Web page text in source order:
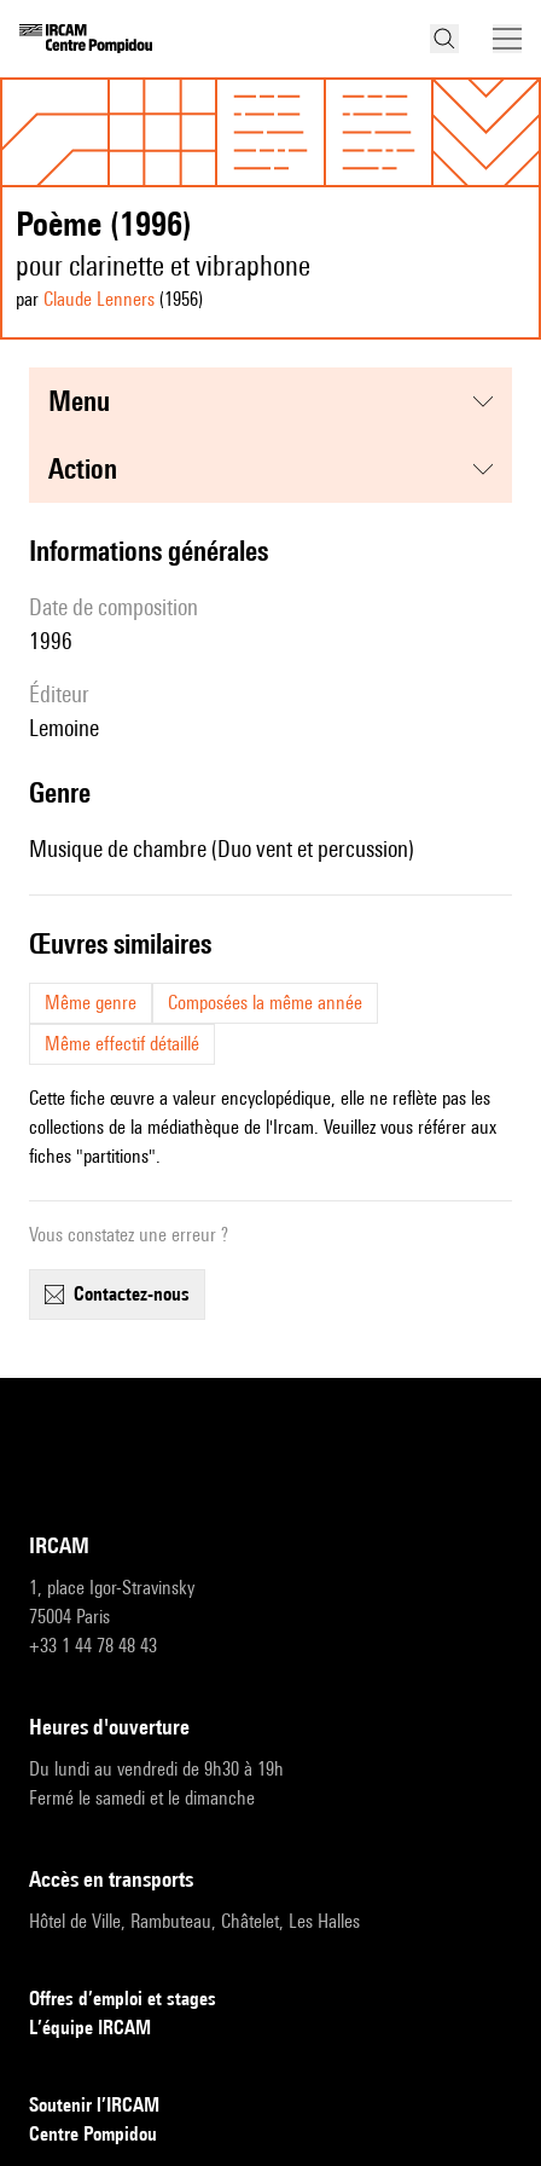
Poème (1996)
pour clarinette et vibraphone
par Claude Lenners (1956)
menu
action
informations générales
date de composition
1996
éditeur
Lemoine
genre
Musique de chambre (Duo vent et percussion)
œuvres similaires
Même genre
Composées la même année
Même effectif détaillé
Cette fiche œuvre a valeur encyclopédique, elle ne reflète pas les
collections de la médiathèque de l'Ircam. Veuillez vous référer aux
fiches "partitions".
Vous constatez une erreur ?
contactez-nous
IRCAM
1, place Igor-Stravinsky
75004 Paris
+33 1 44 78 48 43
heures d'ouverture
Du lundi au vendredi de 9h30 à 19h
Fermé le samedi et le dimanche
accès en transports
Hôtel de Ville, Rambuteau, Châtelet, Les Halles
Offres d’emploi et stages
L’équipe IRCAM
Soutenir l’IRCAM
Centre Pompidou